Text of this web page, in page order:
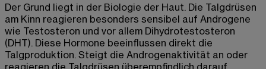
Der Grund liegt in der Biologie der Haut. Die Talgdrüsen
am Kinn reagieren besonders sensibel auf Androgene
wie Testosteron und vor allem Dihydrotestosteron
(DHT). Diese Hormone beeinflussen direkt die
Talgproduktion. Steigt die Androgenaktivität an oder
reagieren die Talgdrüsen überempfindlich darauf,